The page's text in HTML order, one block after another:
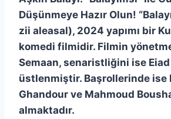
Düşünmeye Hazır Olun!
zii aleasal), 2024 yapımı bir
komedi filmidir. Filmin
Semaan, senaristliğini ise Eiad
üstlenmiştir. Başrollerinde ise
Ghandour ve Mahmoud
almaktadır.